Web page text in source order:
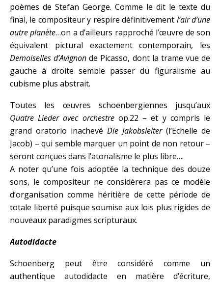
poèmes de Stefan George. Comme le dit le texte du
final, le compositeur y respire définitivement l’air d’une
autre planète…on a d’ailleurs rapproché l’œuvre de son
équivalent pictural exactement contemporain, les
Demoiselles d’Avignonde Picasso, dont la trame vue de
gauche à droite semble passer du figuralisme au
cubisme plus abstrait.
Toutes les œuvres schoenbergiennes jusqu’aux
Quatre Lieder avec orchestreop.22 – et y compris le
grand oratorio inachevé Die Jakobsleiter(l’Echelle de
Jacob) – qui semble marquer un point de non retour –
seront conçues dans l’atonalisme le plus libre….
A noter qu’une fois adoptée la technique des douze
sons, le compositeur ne considèrera pas ce modèle
d’organisation comme héritière de cette période de
totale liberté puisque soumise aux lois plus rigides de
nouveaux paradigmes scripturaux.
Autodidacte
Schoenberg peut être considéré comme un
authentique autodidacte en matière d’écriture,